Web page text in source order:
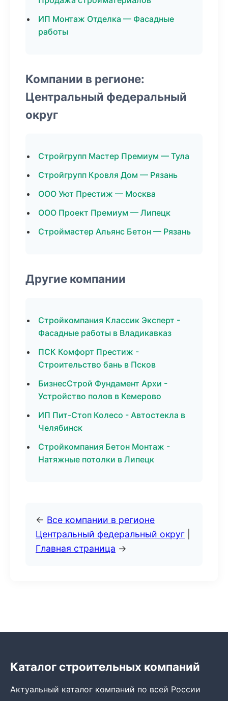
ИП Монтаж Отделка — Фасадные
работы
Компании в регионе:
Центральный федеральный
округ
Стройгрупп Мастер Премиум — Тула
Стройгрупп Кровля Дом — Рязань
ООО Уют Престиж — Москва
ООО Проект Премиум — Липецк
Строймастер Альянс Бетон — Рязань
Другие компании
Стройкомпания Классик Эксперт -
Фасадные работы в Владикавказ
ПСК Комфорт Престиж -
Строительство бань в Псков
БизнесСтрой Фундамент Архи -
Устройство полов в Кемерово
ИП Пит-Стоп Колесо - Автостекла в
Челябинск
Стройкомпания Бетон Монтаж -
Натяжные потолки в Липецк
← Все компании в регионе
Центральный федеральный округ
Главная страница →
Каталог строительных компаний
Актуальный каталог компаний по всей России